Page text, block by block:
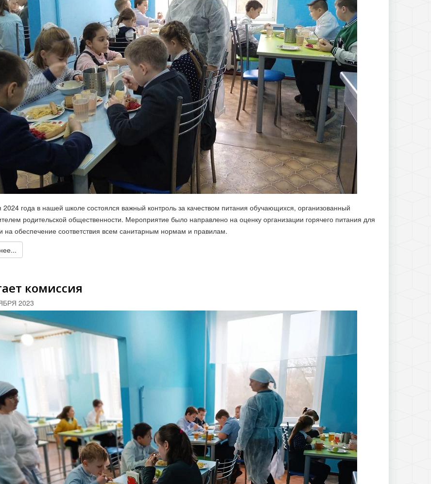
2024 года в нашей школе состоялся важный контроль за качеством питания обучающихся, организованный
родительской общественности. Мероприятие было направлено на оценку организации горячего питания для
на обеспечение соответствия всем санитарным нормам и правилам.
комиссия
2023